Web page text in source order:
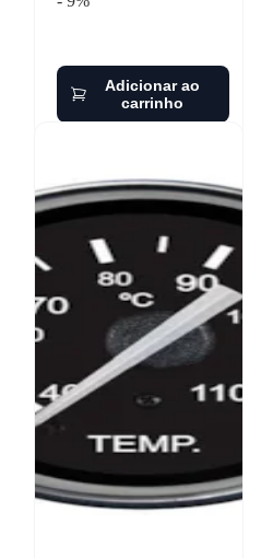
Adicionar ao
carrinho